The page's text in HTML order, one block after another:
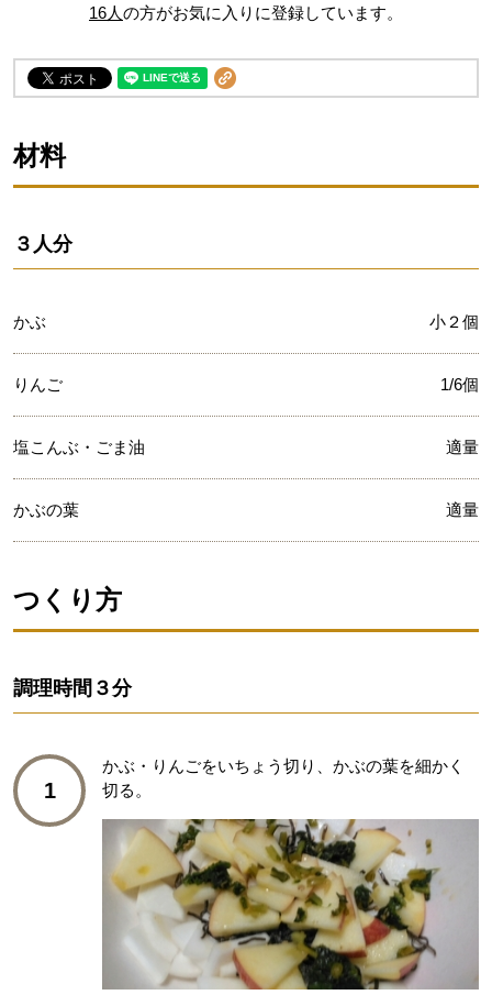
16人の方がお気に入りに登録しています。
材料
３人分
かぶ 小２個
りんご 1/6個
塩こんぶ・ごま油 適量
かぶの葉 適量
つくり方
調理時間 ３分
1
かぶ・りんごをいちょう切り、かぶの葉を細かく
切る。